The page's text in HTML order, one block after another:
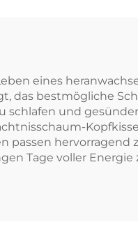
eines
das bestmögliche
schlafen und
passen
Tage voller Energie